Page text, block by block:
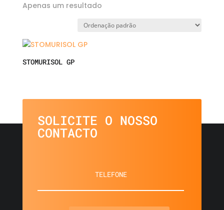
Apenas um resultado
STOMURISOL GP
SOLICITE O NOSSO
CONTACTO